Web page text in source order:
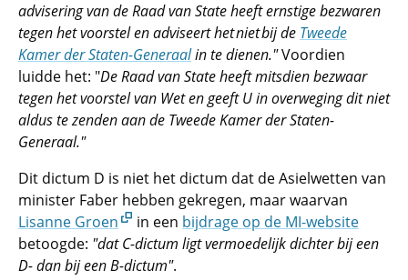
advisering van de Raad van State heeft ernstige bezwaren
tegen het voorstel en adviseert het niet bij de Tweede
Kamer der Staten-Generaalin te dienen."Voordien
luidde het: "De Raad van State heeft mitsdien bezwaar
tegen het voorstel van Wet en geeft U in overweging dit niet
aldus te zenden aan de Tweede Kamer der Staten-
Generaal."
Dit dictum D is niet het dictum dat de Asielwetten van
minister Faber hebben gekregen, maar waarvan
Lisanne Groen
in een bijdrage op de MI-website
betoogde: "dat C-dictum ligt vermoedelijk dichter bij een
D- dan bij een B-dictum".